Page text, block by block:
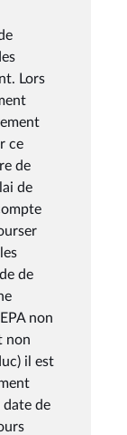
Lors
ce
de
de
de
non
non
il est
date de